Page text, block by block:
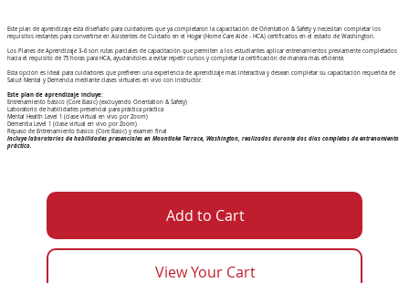
Este plan de aprendizaje está diseñado para cuidadores que ya completaron la capacitación de Orientation & Safety y necesitan completar los
requisitos restantes para convertirse en Asistentes de Cuidado en el Hogar (Home Care Aide - HCA) certificados en el estado de Washington.
Los Planes de Aprendizaje 3–6 son rutas parciales de capacitación que permiten a los estudiantes aplicar entrenamientos previamente completados
hacia el requisito de 75 horas para HCA, ayudándoles a evitar repetir cursos y completar la certificación de manera más eficiente.
Esta opción es ideal para cuidadores que prefieren una experiencia de aprendizaje más interactiva y desean completar su capacitación requerida de
Salud Mental y Demencia mediante clases virtuales en vivo con instructor.
Este plan de aprendizaje incluye:
Entrenamiento básico (Core Basic) (excluyendo Orientation & Safety)
Laboratorio de habilidades presencial para práctica práctica
Mental Health Level 1 (clase virtual en vivo por Zoom)
Dementia Level 1 (clase virtual en vivo por Zoom)
Repaso de Entrenamiento básico (Core Basic) y examen final
Incluye laboratorios de habilidades presenciales en Mountlake Terrace, Washington, realizados durante dos días completos de entrenamiento
práctico.
Add to Cart
View Your Cart